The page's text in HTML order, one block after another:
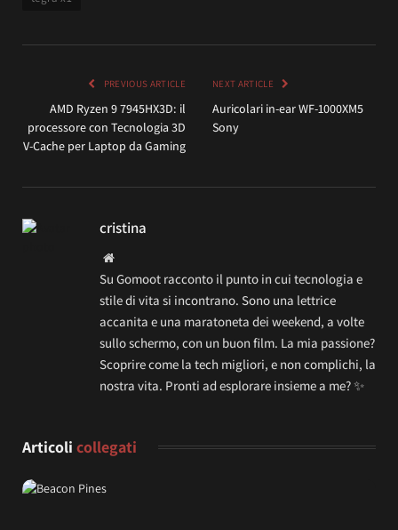
PREVIOUS ARTICLE
AMD Ryzen 9 7945HX3D: il
processore con Tecnologia 3D
V-Cache per Laptop da Gaming
NEXT ARTICLE
Auricolari in-ear WF-1000XM5
Sony
cristina
Website
Su Gomoot racconto il punto in cui tecnologia e
stile di vita si incontrano. Sono una lettrice
accanita e una maratoneta dei weekend, a volte
sullo schermo, con un buon film. La mia passione?
Scoprire come la tech migliori, e non complichi, la
nostra vita. Pronti ad esplorare insieme a me? ✨
Articoli collegati